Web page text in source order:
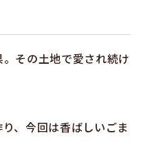
その土地で愛され続け
、今回は香ばしいごま